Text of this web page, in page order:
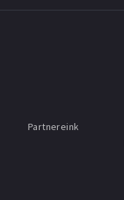
Partnereink